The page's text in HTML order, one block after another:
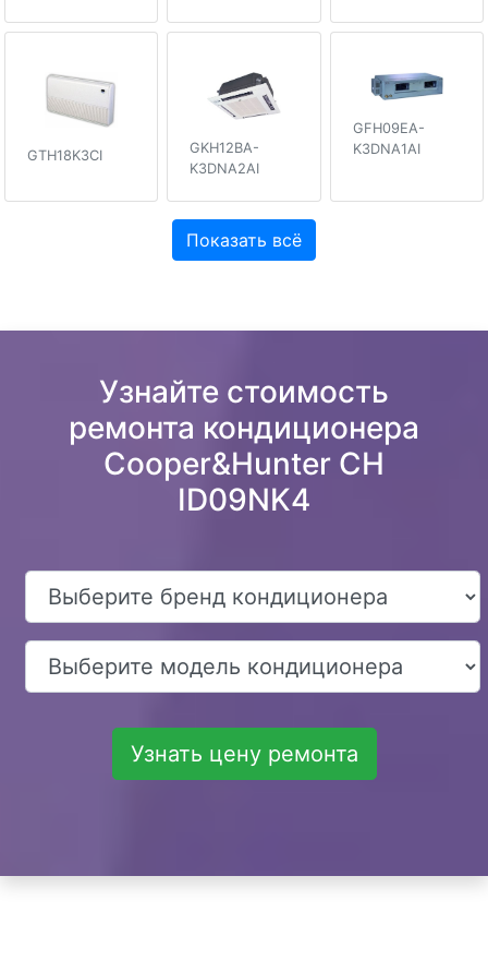
GTH18K3CI
GKH12BA-
K3DNA2AI
GFH09EA-
K3DNA1AI
Показать всё
Узнайте стоимость
ремонта кондиционера
Cooper&Hunter CH
ID09NK4
Узнать цену ремонта